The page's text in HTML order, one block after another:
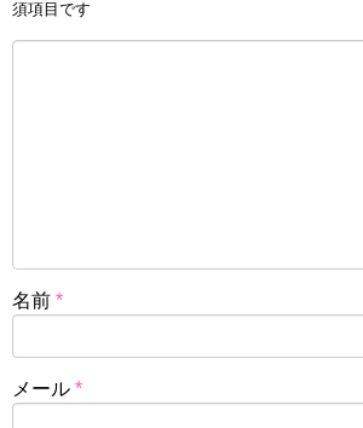
須項目です
名前 *
メール *